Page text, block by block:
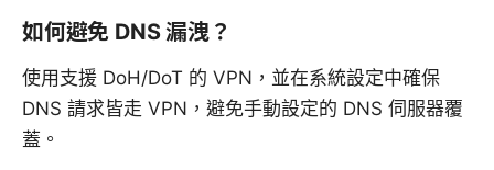
如何避免 DNS 漏洩？
使用支援 DoH/DoT 的 VPN，並在系統設定中確保
DNS 請求皆走 VPN，避免手動設定的 DNS 伺服器覆
蓋。